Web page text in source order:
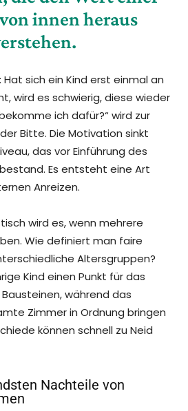
innen heraus
Hat sich ein Kind erst einmal an
wird es schwierig, diese wieder
ich dafür?“ wird zur
Bitte. Die Motivation sinkt
das vor Einführung des
Es entsteht eine Art
Anreizen.
wird es, wenn mehrere
Wie definiert man faire
Altersgruppen?
Kind einen Punkt für das
während das
Zimmer in Ordnung bringen
können schnell zu Neid
Nachteile von